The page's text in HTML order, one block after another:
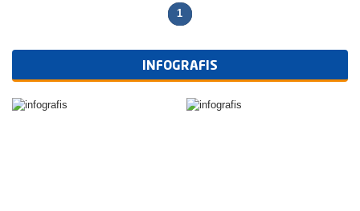
1
INFOGRAFIS